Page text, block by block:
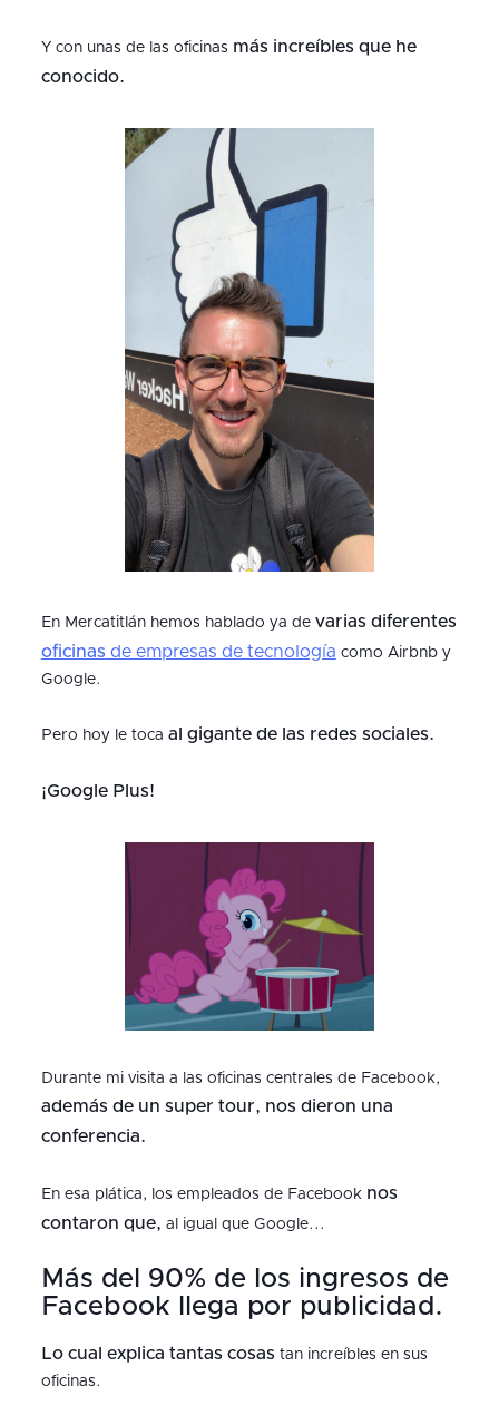
Y con unas de las oficinas más increíbles que he
conocido.
En Mercatitlán hemos hablado ya de varias diferentes
oficinas de empresas de tecnología como Airbnb y
Google.
Pero hoy le toca al gigante de las redes sociales.
¡Google Plus!
Durante mi visita a las oficinas centrales de Facebook,
además de un super tour, nos dieron una
conferencia.
En esa plática, los empleados de Facebook nos
contaron que, al igual que Google...
Más del 90% de los ingresos de
Facebook llega por publicidad.
Lo cual explica tantas cosas tan increíbles en sus
oficinas.